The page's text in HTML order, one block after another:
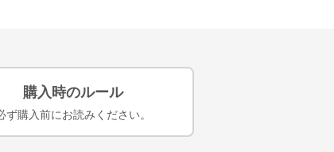
購入時のルール
ず購入前にお読みください。